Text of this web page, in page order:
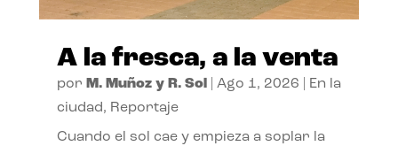
A la fresca, a la venta
por M. Muñoz y R. Sol| Ago 1, 2026
En la
ciudad, Reportaje
Cuando el sol cae y empieza a soplar la